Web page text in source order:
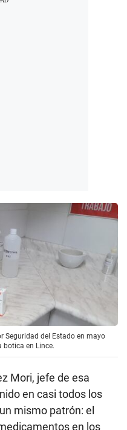
Seguridad del Estado en mayo
botica en Lince.
Mori, jefe de esa
en casi todos los
mismo patrón: el
en los